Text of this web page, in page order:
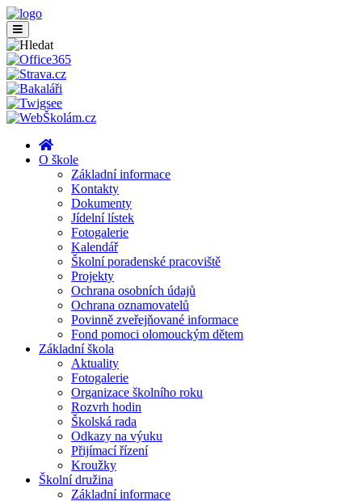
O škole
Základní informace
Kontakty
Dokumenty
Jídelní lístek
Fotogalerie
Kalendář
Školní poradenské pracoviště
Projekty
Ochrana osobních údajů
Ochrana oznamovatelů
Povinně zveřejňované informace
Fond pomoci olomouckým dětem
Základní škola
Aktuality
Fotogalerie
Organizace školního roku
Rozvrh hodin
Školská rada
Odkazy na výuku
Přijímací řízení
Kroužky
Školní družina
Základní informace